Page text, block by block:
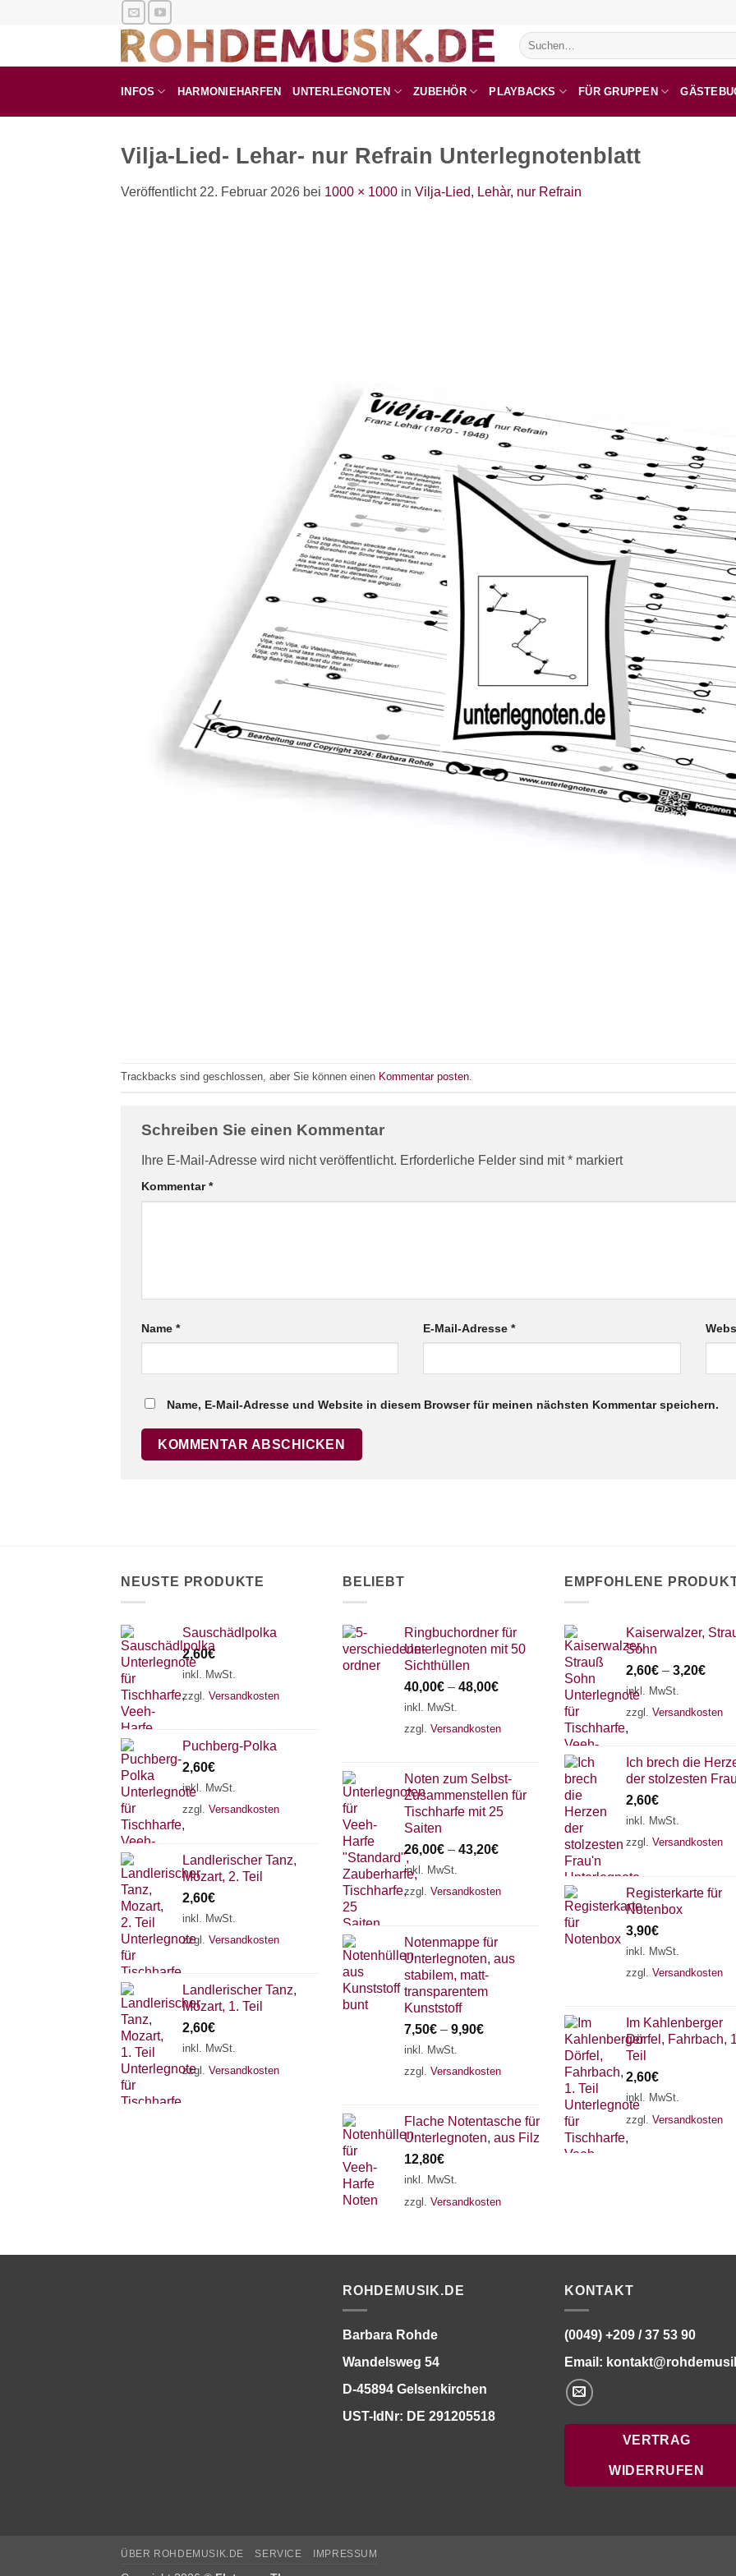
Suchen
nach:
INFOS HARMONIEHARFEN UNTERLEGNOTEN ZUBEHÖR PLAYBACKS FÜR GRUPPEN
Vilja-Lied- Lehar- nur Refrain Unterlegnotenblatt
Veröffentlicht 22. Februar 2026 bei 1000 × 1000 in Vilja-Lied, Lehàr, nur Refrain
Trackbacks sind geschlossen, aber Sie können einen Kommentar posten
Schreiben Sie einen Kommentar
Ihre E-Mail-Adresse wird nicht veröffentlicht. Erforderliche Felder sind mit* markiert
Kommentar*
Name * E-Mail-Adresse*
Name, E-Mail-Adresse und Website in diesem Browser für meinen nächsten Kommentar speichern.
NEUSTE PRODUKTE
Sauschädlpolka
2,60€
inkl. MwSt.
zzgl. Versandkosten
Puchberg-Polka
2,60€
inkl. MwSt.
zzgl. Versandkosten
Landlerischer Tanz,
Mozart, 2. Teil
2,60€
inkl. MwSt.
zzgl. Versandkosten
Landlerischer Tanz,
Mozart, 1. Teil
2,60€
inkl. MwSt.
zzgl. Versandkosten
BELIEBT
Ringbuchordner für
Unterlegnoten mit 50
Sichthüllen
40,00€ – 48,00€
inkl. MwSt.
zzgl. Versandkosten
Noten zum Selbst-
Zusammenstellen für
Tischharfe mit 25
Saiten
26,00€ – 43,20€
inkl. MwSt.
zzgl. Versandkosten
Notenmappe für
Unterlegnoten, aus
stabilem, matt-
transparentem
Kunststoff
7,50€ – 9,90€
inkl. MwSt.
zzgl. Versandkosten
Flache Notentasche für
Unterlegnoten, aus Filz
12,80€
inkl. MwSt.
zzgl. Versandkosten
EMPFOHLENE
Kaiserwalzer,
Sohn
2,60€ – 3,20€
inkl. MwSt.
zzgl. Versandkosten
Ich brech die
der stolzesten
2,60€
inkl. MwSt.
zzgl. Versandkosten
Registerkarte für
Notenbox
3,90€
inkl. MwSt.
zzgl. Versandkosten
Im Kahlenberger
Dörfel, Fahrbach,
Teil
2,60€
inkl. MwSt.
zzgl. Versandkosten
ROHDEMUSIK.DE
Barbara Rohde
Wandelsweg 54
D-45894 Gelsenkirchen
UST-IdNr: DE 291205518
KONTAKT
(0049) +209 / 37 53 90
Email:
VERTRAG
WIDERRUFEN
ÜBER ROHDEMUSIK.DE SERVICE IMPRESSUM